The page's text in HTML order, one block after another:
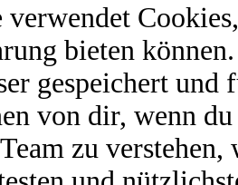
verwendet
bieten
gespeichert und
von dir, wenn
zu